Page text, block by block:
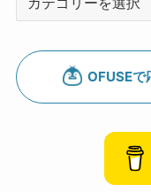
リ
ー